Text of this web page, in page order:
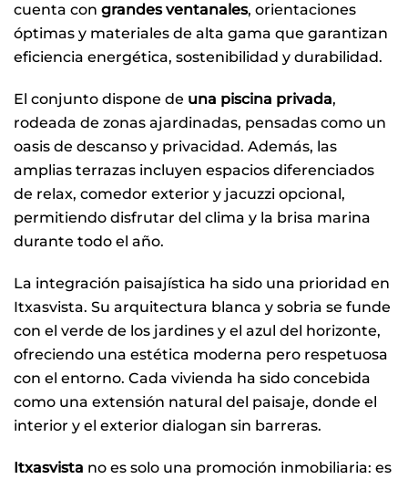
cuenta con grandes ventanales, orientaciones
óptimas y materiales de alta gama que garantizan
eficiencia energética, sostenibilidad y durabilidad.
El conjunto dispone de una piscina privada,
rodeada de zonas ajardinadas, pensadas como un
oasis de descanso y privacidad. Además, las
amplias terrazas incluyen espacios diferenciados
de relax, comedor exterior y jacuzzi opcional,
permitiendo disfrutar del clima y la brisa marina
durante todo el año.
La integración paisajística ha sido una prioridad en
Itxasvista. Su arquitectura blanca y sobria se funde
con el verde de los jardines y el azul del horizonte,
ofreciendo una estética moderna pero respetuosa
con el entorno. Cada vivienda ha sido concebida
como una extensión natural del paisaje, donde el
interior y el exterior dialogan sin barreras.
Itxasvista no es solo una promoción inmobiliaria: es